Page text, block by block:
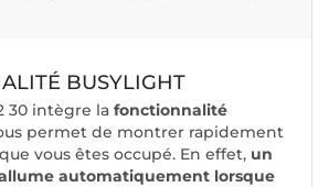
BUSYLIGHT
30 intègre la fonctionnalité
permet de montrer rapidement
vous êtes occupé. En effet, un
automatiquement lorsque